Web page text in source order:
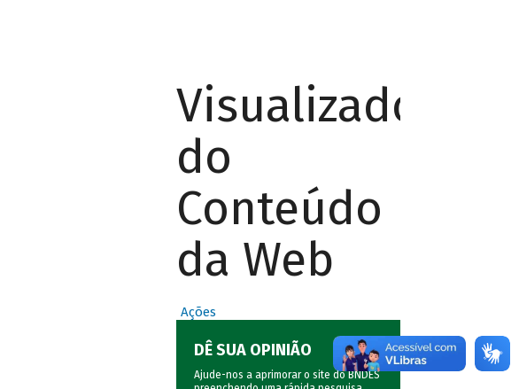
Visualizador
do
Conteúdo
da Web
Ações
DÊ SUA OPINIÃO
Ajude-nos a aprimorar o site do BNDES